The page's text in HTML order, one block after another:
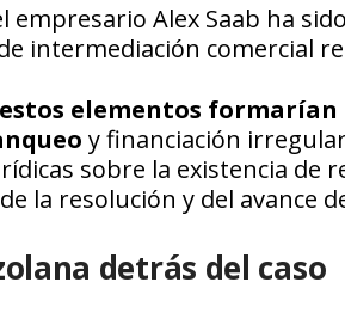
empresario Alex Saab ha
intermediación comercial
elementos
y financiación
sobre la existencia de
la resolución y del avance
detrás del caso